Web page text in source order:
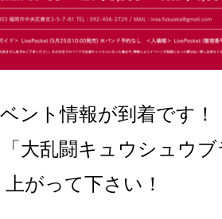
ント情報が到着です！
大乱闘キュウシュウ
がって下さい！